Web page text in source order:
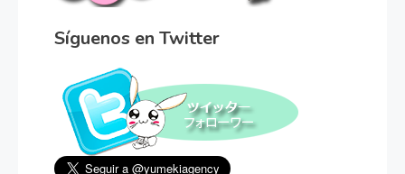
Síguenos en Twitter